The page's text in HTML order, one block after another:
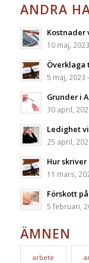
ANDRA
Kostnader
10 maj,
Överklaga
5 maj, 2023
Grunder i
30 april,
Ledighet
25 april,
Hur
11 mars,
Förskott
5 februari,
ÄMNEN
arbete